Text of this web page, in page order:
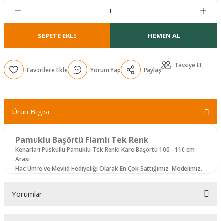
SEPETE EKLE HEMEN AL
Yorum Yap Paylaş
Tavsiye Et
Ürün Bilgisi
Pamuklu Başörtü Flamlı Tek Renk
Kenarları Püsküllü Pamuklu Tek Renkı Kare Başörtü 100 - 110 cm
Arası
Hac Umre ve Mevlid Hediyeliği Olarak En Çok Sattığımız Modelimiz.
Yorumlar